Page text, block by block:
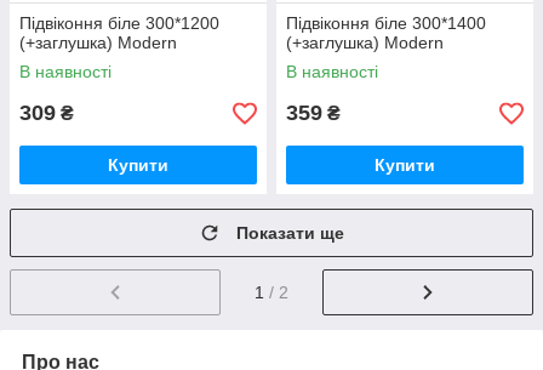
Підвіконня біле 300*1200
(+заглушка) Modern
В наявності
309 ₴
Купити
Підвіконня біле 300*1400
(+заглушка) Modern
В наявності
359 ₴
Купити
Показати ще
1 / 2
Про нас